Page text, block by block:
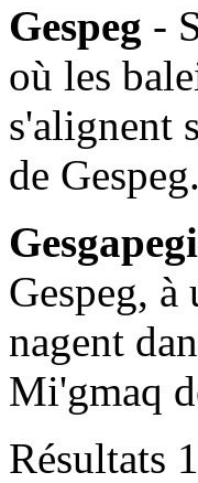
Gespeg -
où les
s'alignent
de Gespeg.
Gespeg,
nagent
Mi'gmaq
Résultats